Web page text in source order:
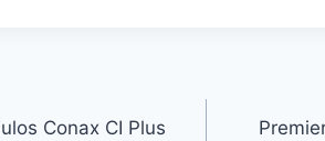
Conax CI Plus